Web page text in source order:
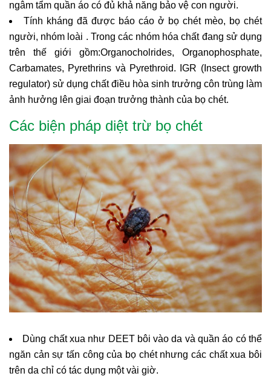
ngâm tẩm quần áo có đủ khả năng bảo vệ con người.
Tính kháng đã được báo cáo ở bọ chét mèo, bọ chét
người, nhóm loài . Trong các nhóm hóa chất đang sử dụng
trên thế giới gồm:Organocholrides, Organophosphate,
Carbamates, Pyrethrins và Pyrethroid. IGR (Insect growth
regulator) sử dụng chất điều hòa sinh trưởng côn trùng làm
ảnh hưởng lên giai đoạn trưởng thành của bọ chét.
Các biện pháp diệt trừ bọ chét
Dùng chất xua như DEET bôi vào da và quần áo có thể
ngăn cản sự tấn công của bọ chét nhưng các chất xua bôi
trên da chỉ có tác dụng một vài giờ.